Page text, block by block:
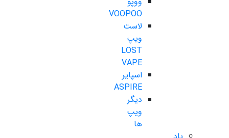
VOOPOO
لاست
ویپ
LOST
VAPE
اسپایر
ASPIRE
دیگر
ویپ
ها